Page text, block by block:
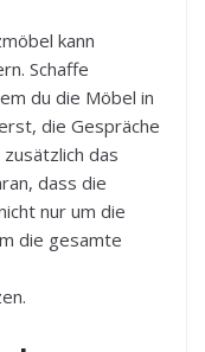
kann
Schaffe
du die Möbel in
die Gespräche
das
dass die
nur um die
die gesamte